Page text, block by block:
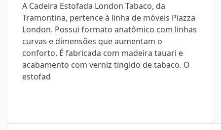
A Cadeira Estofada London Tabaco, da
Tramontina, pertence à linha de móveis Piazza
London. Possui formato anatômico com linhas
curvas e dimensões que aumentam o
conforto. É fabricada com madeira tauari e
acabamento com verniz tingido de tabaco. O
estofad